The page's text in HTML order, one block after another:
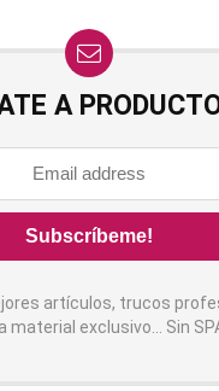
A
artículos, trucos
material exclusivo... Sin